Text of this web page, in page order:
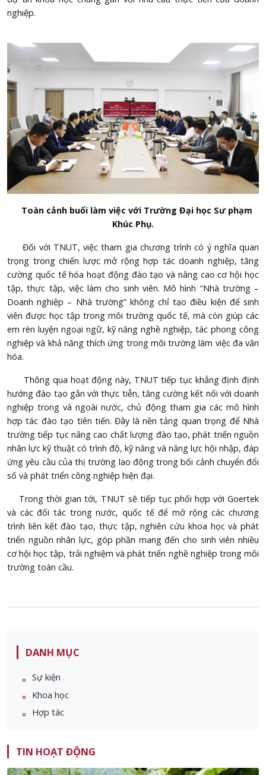
nghiệp.
Toàn cảnh buổi làm việc với Trường Đại học Sư phạm
Khúc Phụ.
Đối với TNUT, việc tham gia chương trình có ý nghĩa quan
trọng trong chiến lược mở rộng hợp tác doanh nghiệp, tăng
cường quốc tế hóa hoạt động đào tạo và nâng cao cơ hội học
tập, thực tập, việc làm cho sinh viên. Mô hình “Nhà trường –
Doanh nghiệp – Nhà trường” không chỉ tạo điều kiện để sinh
viên được học tập trong môi trường quốc tế, mà còn giúp các
em rèn luyện ngoại ngữ, kỹ năng nghề nghiệp, tác phong công
nghiệp và khả năng thích ứng trong môi trường làm việc đa văn
hóa.
Thông qua hoạt động này, TNUT tiếp tục khẳng định định
hướng đào tạo gắn với thực tiễn, tăng cường kết nối với doanh
nghiệp trong và ngoài nước, chủ động tham gia các mô hình
hợp tác đào tạo tiên tiến. Đây là nền tảng quan trọng để Nhà
trường tiếp tục nâng cao chất lượng đào tạo, phát triển nguồn
nhân lực kỹ thuật có trình độ, kỹ năng và năng lực hội nhập, đáp
ứng yêu cầu của thị trường lao động trong bối cảnh chuyển đổi
số và phát triển công nghiệp hiện đại.
Trong thời gian tới, TNUT sẽ tiếp tục phối hợp với Goertek
và các đối tác trong nước, quốc tế để mở rộng các chương
trình liên kết đào tạo, thực tập, nghiên cứu khoa học và phát
triển nguồn nhân lực, góp phần mang đến cho sinh viên nhiều
cơ hội học tập, trải nghiệm và phát triển nghề nghiệp trong môi
trường toàn cầu.
DANH MỤC
Sự kiện
Khoa học
Hợp tác
TIN HOẠT ĐỘNG